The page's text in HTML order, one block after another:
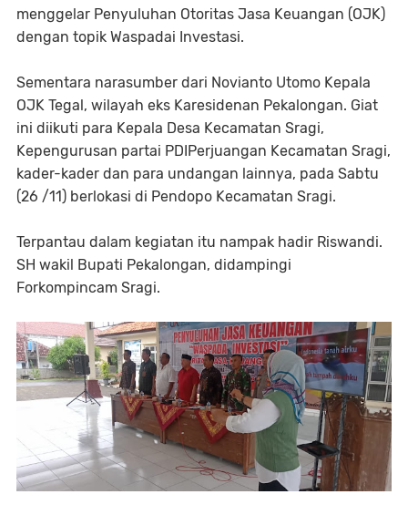
menggelar Penyuluhan Otoritas Jasa Keuangan (OJK)
dengan topik Waspadai Investasi.
Sementara narasumber dari Novianto Utomo Kepala
OJK Tegal, wilayah eks Karesidenan Pekalongan. Giat
ini diikuti para Kepala Desa Kecamatan Sragi,
Kepengurusan partai PDIPerjuangan Kecamatan Sragi,
kader-kader dan para undangan lainnya, pada Sabtu
(26 /11) berlokasi di Pendopo Kecamatan Sragi.
Terpantau dalam kegiatan itu nampak hadir Riswandi.
SH wakil Bupati Pekalongan, didampingi
Forkompincam Sragi.